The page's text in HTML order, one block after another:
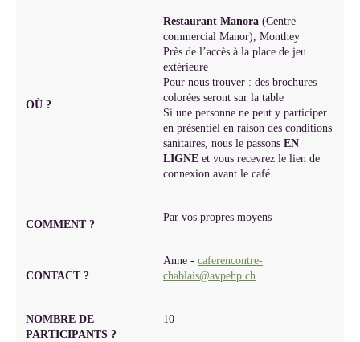
OÙ ?
Restaurant Manora(Centre
commercial Manor), Monthey
Près de l’accès à la place de jeu
extérieure
Pour nous trouver : des brochures
colorées seront sur la table
Si une personne ne peut y participer
en présentiel en raison des conditions
sanitaires, nous le passonsEN
LIGNE et vous recevrez le lien de
connexion avant le café.
COMMENT ?
Par vos propres moyens
CONTACT ?
Anne -caferencontre-
chablais@avpehp.ch
NOMBRE DE
PARTICIPANTS ?
10